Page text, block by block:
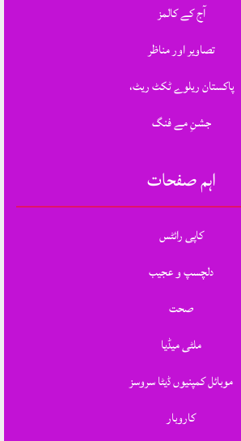
آج کے کالمز
تصاویر اور مناظر
پاکستان ریلوے ٹکٹ ریٹ،
جشنِ مے فنگ
اہم صفحات
کاپی رائٹس
دلچسپ و عجیب
صحت
ملٹی میڈیا
موبائل کمپنیوں ڈیٹا سروسز
کاروبار